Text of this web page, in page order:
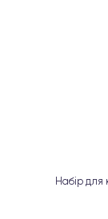
Набір для